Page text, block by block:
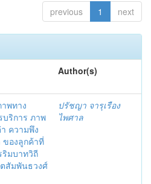
previous 1 next
Author(s)
พทาง
ริการ ภาพ
ความพึง
ของลูกค้าที่
มบาทวิถี
สัมพันธวงศ์
ปรัชญา จารุเรือง
ไพศาล